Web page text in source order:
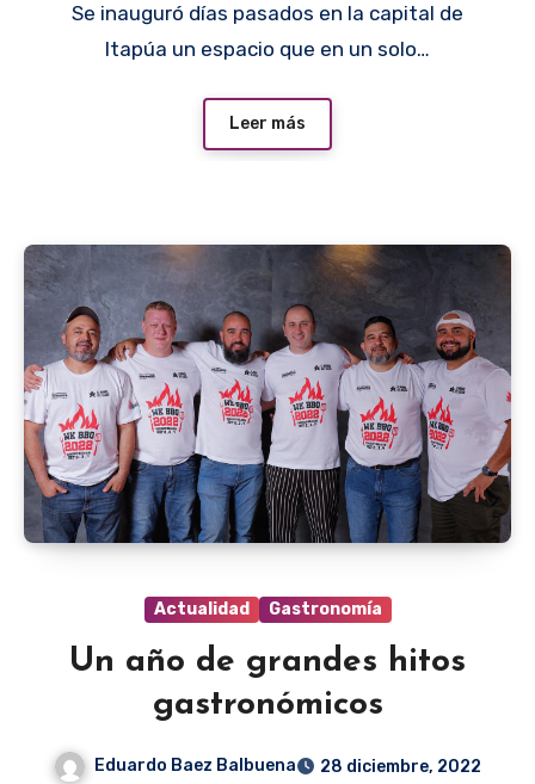
Se inauguró días pasados en la capital de
Itapúa un espacio que en un solo…
Leer más
Actualidad Gastronomía
Un año de grandes hitos
gastronómicos
Eduardo Baez Balbuena
28 diciembre, 2022